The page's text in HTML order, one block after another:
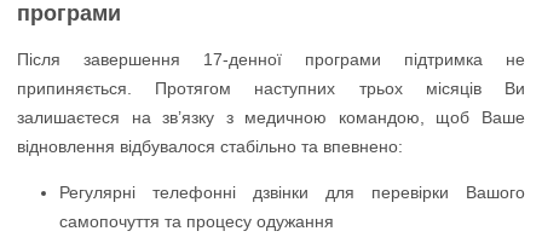
програми
Після завершення 17-денної програми підтримка не
припиняється. Протягом наступних трьох місяців Ви
залишаєтеся на зв’язку з медичною командою, щоб Ваше
відновлення відбувалося стабільно та впевнено:
Регулярні телефонні дзвінки для перевірки Вашого
самопочуття та процесу одужання